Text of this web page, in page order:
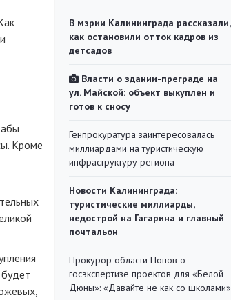
Кроме
В мэрии Калининграда рассказали,
как остановили отток кадров из
детсадов
Власти о здании-преграде на
ул. Майской: объект выкуплен и
готов к сносу
Генпрокуратура заинтересовалась
миллиардами на туристическую
инфраструктуру региона
Новости Калининграда:
туристические миллиарды,
недострой на Гагарина и главный
почтальон
Прокурор области Попов о
госэкспертизе проектов для «Белой
Дюны»: «Давайте не как со школами»